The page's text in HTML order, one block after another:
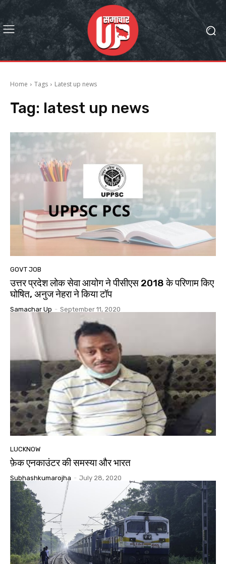
Home Tags Latest up news
Tag: latest up news
GOVT JOB
उत्तर प्रदेश लोक सेवा आयोग ने पीसीएस 2018 के परिणाम किए
घोषित, अनुज नेहरा ने किया टॉप
Samachar Up - September 11, 2020
LUCKNOW
फ़ेक एनकाउंटर की समस्या और भारत
Subhashkumarojha - July 28, 2020